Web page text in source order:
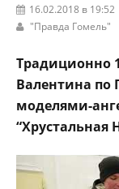
16.02.2018 в 19:52
"Правда Гомель"
Традиционно
Валентина по
моделями-
“Хрустальная